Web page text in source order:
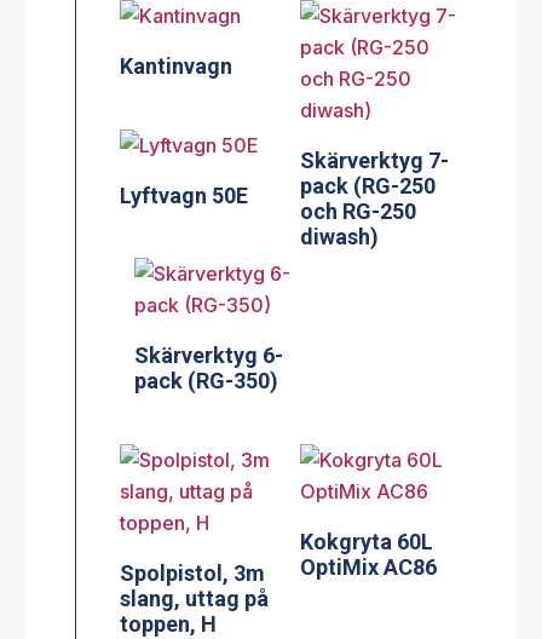
Kantinvagn
Skärverktyg 7-
pack (RG-250
och RG-250
diwash)
Lyftvagn 50E
Skärverktyg 6-
pack (RG-350)
Spolpistol, 3m
slang, uttag på
toppen, H
Kokgryta 60L
OptiMix AC86